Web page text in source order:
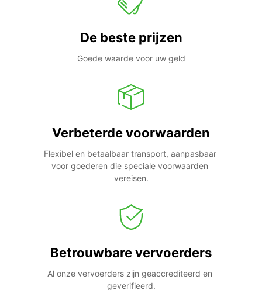
De beste prijzen
Goede waarde voor uw geld
Verbeterde voorwaarden
Flexibel en betaalbaar transport, aanpasbaar
voor goederen die speciale voorwaarden
vereisen.
Betrouwbare vervoerders
Al onze vervoerders zijn geaccrediteerd en
geverifieerd.